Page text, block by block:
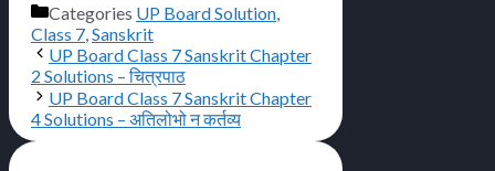
Categories UP Board Solution
Class 7 Sanskrit
UP Board Class 7 Sanskrit Chapter
2 Solutions – चित्रपाठ
UP Board Class 7 Sanskrit Chapter
4 Solutions – अतिलोभो न कर्तव्य